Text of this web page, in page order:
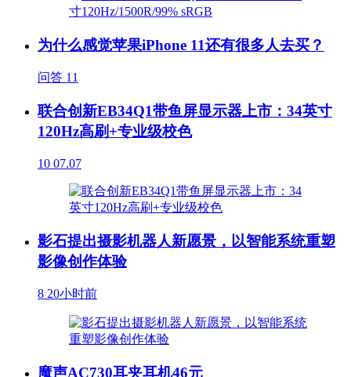
为什么感觉苹果iPhone 11还有很多人去买？
问答 11
联合创新EB34Q1带鱼屏显示器上市：34英寸
120Hz高刷+专业级校色
10 07.07
影石提出摄影机器人新愿景，以智能系统重塑
影像创作体验
8 20小时前
魔声AC730耳夹耳机46元